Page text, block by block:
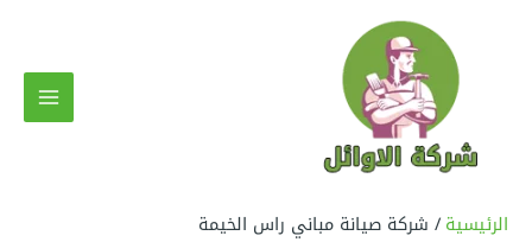
الرئيسية شركة صيانة مباني راس الخيمة